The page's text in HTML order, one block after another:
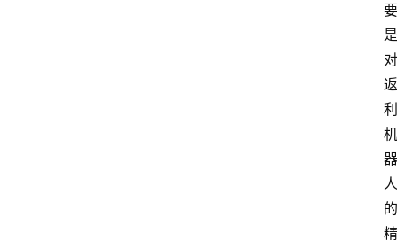
要
是
对
返
利
机
器
人
的
精